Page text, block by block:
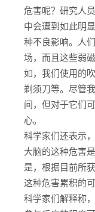
危害呢？研究人
中会遭到如此明
种不良影响。人
场，而且这些弱
如，我们使用的
剃须刀等。尽管
间，但对于它们
心。
科学家们还表示
大脑的这种危害
是，根据目前所
这种危害累积的可
科学家们解释称